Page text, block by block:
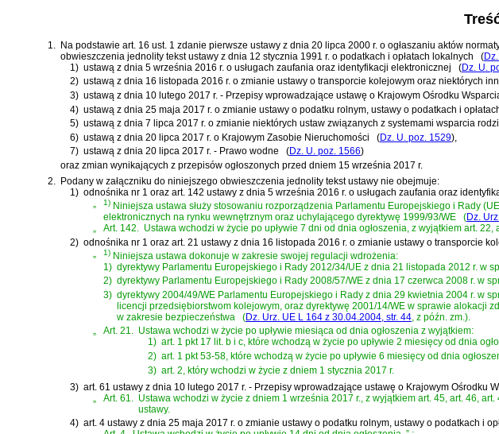
1. Na podstawie art. 16 ust. 1 zdanie pierwsze ustawy z dnia 20 lipca 2000 r. o ogłaszaniu aktów
obwieszczenia jednolity tekstustawy z dnia 12 stycznia 1991 r. o podatkach i opłatach lokalnych (
1) ustawą z dnia 5 września 2016 r. o usługach zaufania oraz identyfikacji elektronicznej (Dz. U.
2) ustawą z dnia 16 listopada 2016 r. o zmianie ustawy o transporcie kolejowym oraz niektórych
3) ustawą z dnia 10 lutego 2017 r. - Przepisy wprowadzające ustawę o Krajowym Ośrodku
4) ustawą z dnia 25 maja 2017 r. o zmianie ustawy o podatku rolnym, ustawy o podatkach i
5) ustawą z dnia 7 lipca 2017 r. o zmianie niektórych ustaw związanych z systemami wsparcia
6) ustawą z dnia 20 lipca 2017 r. o Krajowym Zasobie Nieruchomości (Dz. U. poz. 1529)
7) ustawą z dnia 20 lipca 2017 r. - Prawo wodne (Dz. U. poz. 1566)
oraz zmian wynikających z przepisów ogłoszonych przed dniem 15 września 2017 r.
2. Podany w załączniku do niniejszego obwieszczenia jednolity tekst ustawy nie obejmuje:
1) odnośnika nr 1 oraz art. 142 ustawy z dnia 5 września 2016 r. o usługach zaufania oraz
„
1) Niniejsza ustawa służy stosowaniu rozporządzenia Parlamentu Europejskiego i Rady
elektronicznych na rynku wewnętrznym oraz uchylającego dyrektywę 1999/93/WE
(Dz.
„
Art. 142. Ustawa wchodzi w życie po upływie 7 dni od dnia ogłoszenia, z wyjątkiem art.
2) odnośnika nr 1 oraz art. 21 ustawy z dnia 16 listopada 2016 r. o zmianie ustawy o transporcie
1) Niniejsza ustawa dokonuje w zakresie swojej regulacji wdrożenia:
1) dyrektywy Parlamentu Europejskiego i Rady 2012/34/UE z dnia 21 listopada 2012 r. w
2) dyrektywy Parlamentu Europejskiego i Rady 2008/57/WE z dnia 17 czerwca 2008 r. w
3) dyrektywy 2004/49/WE Parlamentu Europejskiego i Rady z dnia 29 kwietnia 2004 r. w
licencji przedsiębiorstwom kolejowym, oraz dyrektywę 2001/14/WE w sprawie alokacji
w zakresie bezpieczeństwa
(Dz. Urz. UE L 164 z 30.04.2004, str. 44 , z późn. zm.)
„
Art. 21. Ustawa wchodzi w życie po upływie miesiąca od dnia ogłoszenia z wyjątkiem:
1) art. 1 pkt 17 lit. b i c, które wchodzą w życie po upływie 2 miesięcy od dnia
2) art. 1 pkt 53-58, które wchodzą w życie po upływie 6 miesięcy od dnia
3) art. 2, który wchodzi w życie z dniem 1 stycznia 2017 r.
3) art. 61 ustawy z dnia 10 lutego 2017 r. - Przepisy wprowadzające ustawę o Krajowym Ośrodku
Art. 61.
Ustawa wchodzi w życie z dniem 1 września 2017 r., z wyjątkiem art. 45, art. 46,
ustawy.
4) art. 4 ustawy z dnia 25 maja 2017 r. o zmianie ustawy o podatku rolnym, ustawy o podatkach i